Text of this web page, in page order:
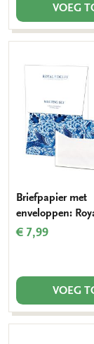
VOEG
Briefpapier met
enveloppen:
€ 7,99
VOEG